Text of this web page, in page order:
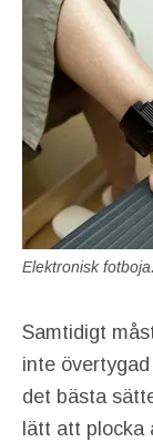
Elektronisk
Samtidigt
inte
det bästa
lätt att plocka